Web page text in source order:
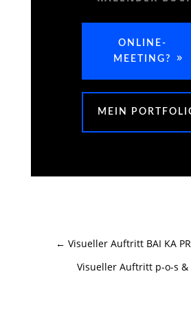
ONLINE-
MEETING?
MEIN
← Visueller Auftritt BAI KA
Visueller Auftritt p-o-s